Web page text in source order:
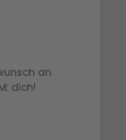
an
dich!